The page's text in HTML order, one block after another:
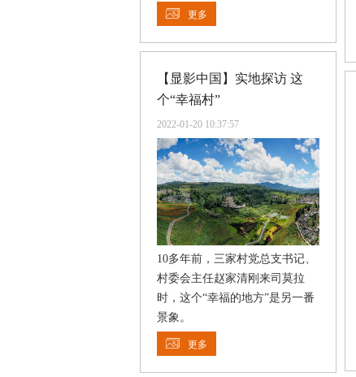
更多
【显影中国】实地探访 这
个“幸福村”
2022-01-20 10:37:57
10多年前，三家村党总支书记、
村委会主任赵家清刚来司莫拉
时，这个“幸福的地方”是另一番
景象。
更多